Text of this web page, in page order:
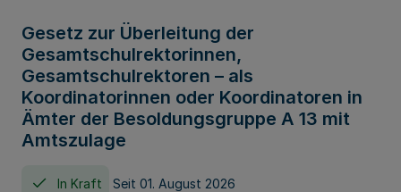
Gesetz zur Überleitung der
Gesamtschulrektorinnen,
Gesamtschulrektoren – als
Koordinatorinnen oder Koordinatoren in
Ämter der Besoldungsgruppe A 13 mit
Amtszulage
In Kraft Seit 01. August 2026